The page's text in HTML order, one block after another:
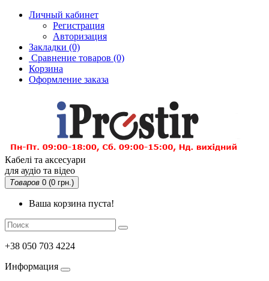
Личный кабинет
Регистрация
Авторизация
Закладки (0)
Сравнение товаров (0)
Корзина
Оформление заказа
Кабелі та аксесуари
для аудіо та відео
Товаров 0 (0 грн.)
Ваша корзина пуста!
+38 050 703 4224
Информация